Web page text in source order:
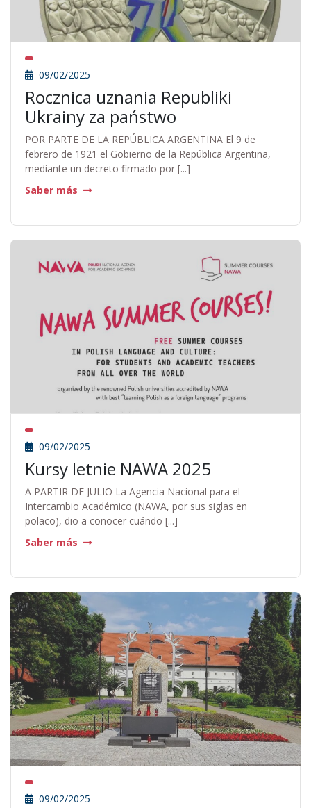
09/02/2025
Rocznica uznania Republiki
Ukrainy za państwo
POR PARTE DE LA REPÚBLICA ARGENTINA El 9 de
febrero de 1921 el Gobierno de la República Argentina,
mediante un decreto firmado por [...]
Saber más
09/02/2025
Kursy letnie NAWA 2025
A PARTIR DE JULIO La Agencia Nacional para el
Intercambio Académico (NAWA, por sus siglas en
polaco), dio a conocer cuándo [...]
Saber más
09/02/2025